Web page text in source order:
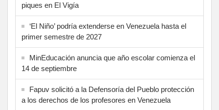
piques en El Vigía
‘El Niño’ podría extenderse en Venezuela hasta el
primer semestre de 2027
MinEducación anuncia que año escolar comienza el
14 de septiembre
Fapuv solicitó a la Defensoría del Pueblo protección
a los derechos de los profesores en Venezuela